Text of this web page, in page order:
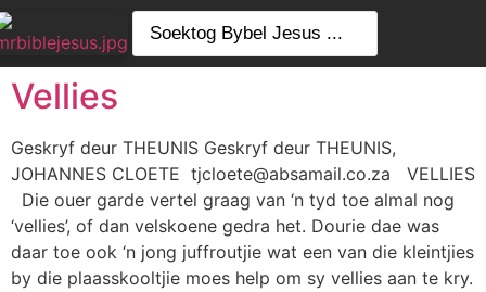
Vellies
Geskryf deur THEUNIS Geskryf deur THEUNIS,
JOHANNES CLOETE tjcloete@absamail.co.za VELLIES
Die ouer garde vertel graag van ‘n tyd toe almal nog
‘vellies’, of dan velskoene gedra het. Dourie dae was
daar toe ook ‘n jong juffroutjie wat een van die kleintjies
by die plaasskooltjie moes help om sy vellies aan te kry.